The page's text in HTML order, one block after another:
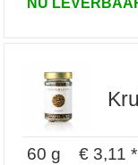
60 g € 3,11 *